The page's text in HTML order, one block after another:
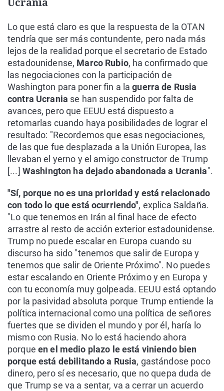
Lo que está claro es que la respuesta de la OTAN
tendría que ser más contundente, pero nada más
lejos de la realidad porque el secretario de Estado
estadounidense, Marco Rubio, ha confirmado que
las negociaciones con la participación de
Washington para poner fin a laguerra de Rusia
contra Ucrania se han suspendido por falta de
avances, pero que EEUU está dispuesto a
retomarlas cuando haya posibilidades de lograr el
resultado: "Recordemos que esas negociaciones,
de las que fue desplazada a la Unión Europea, las
llevaban el yerno y el amigo constructor de Trump
[...] Washington ha dejado abandonada a Ucrania".
"Sí, porque no es una prioridad y está relacionado
con todo lo que está ocurriendo", explica Saldaña.
"Lo que tenemos en Irán al final hace de efecto
arrastre al resto de acción exterior estadounidense.
Trump no puede escalar en Europa cuando su
discurso ha sido "tenemos que salir de Europa y
tenemos que salir de Oriente Próximo". No puedes
estar escalando en Oriente Próximo y en Europa y
con tu economía muy golpeada. EEUU está optando
por la pasividad absoluta porque Trump entiende la
política internacional como una política de señores
fuertes que se dividen el mundo y por él, haría lo
mismo con Rusia. No lo está haciendo ahora
porque en el medio plazo le está viniendo bien
porque está debilitando a Rusia, gastándose poco
dinero, pero sí es necesario, que no quepa duda de
que Trump se va a sentar, va a cerrar un acuerdo